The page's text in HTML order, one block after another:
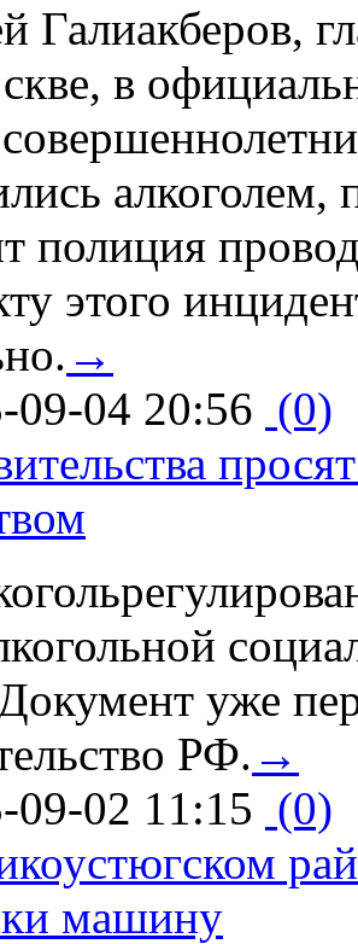
Галиакберов,
в
полиция
этого
→
09-04 20:56 (0)
уже
РФ. →
09-02 11:15 (0)
машину